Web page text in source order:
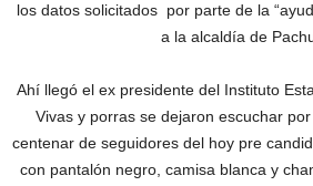
los datos solicitados por parte de la
a la alcaldía de
Ahí llegó el ex presidente del Instituto
Vivas y porras se dejaron escuchar
centenar de seguidores del hoy pre
con pantalón negro, camisa blanca y